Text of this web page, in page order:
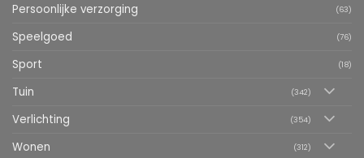
Persoonlijke verzorging (63)
Speelgoed (76)
Sport (18)
Tuin (342)
Verlichting (354)
Wonen (312)